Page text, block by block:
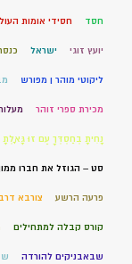
חסד חסידי אומות
יועץ זוגי ישראל
ליקוטי מוהר ן מפורש
מכירת ספרי זוהר
נָחִיתָ בְחַסְדְּךָ עַם זוּ
סט – הגוזל את חברו
פרעה הרשע צורבא
קורס קבלה למתחילים
שבאבניקים להורדה